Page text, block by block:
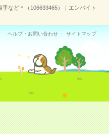
など＊（106633465）｜エンバイト
ヘルプ・お問い合わせ サイトマップ